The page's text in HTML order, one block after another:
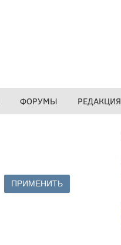
ФОРУМЫ РЕДАКЦИЯ